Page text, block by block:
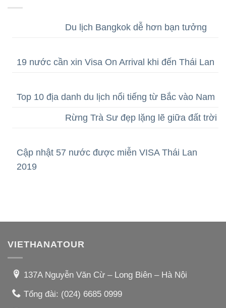
Du lịch Bangkok dễ hơn bạn tưởng
19 nước cần xin Visa On Arrival khi đến Thái Lan
Top 10 địa danh du lịch nổi tiếng từ Bắc vào Nam
Rừng Trà Sư đẹp lặng lẽ giữa đất trời
Cập nhật 57 nước được miễn VISA Thái Lan
2019
VIETHANATOUR
137A Nguyễn Văn Cừ – Long Biên – Hà Nội
Tổng đài: (024) 6685 0999